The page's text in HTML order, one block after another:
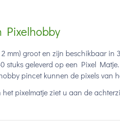
Pixelhobby
2 mm) groot en zijn beschikbaar in
stuks geleverd op een Pixel Matje.
pincet kunnen de pixels van
het pixelmatje ziet u aan de